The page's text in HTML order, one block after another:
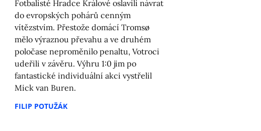
Fotbalisté Hradce Králové oslavili návrat
do evropských pohárů cenným
vítězstvím. Přestože domácí Tromsø
mělo výraznou převahu a ve druhém
poločase neproměnilo penaltu, Votroci
udeřili v závěru. Výhru 1:0 jim po
fantastické individuální akci vystřelil
Mick van Buren.
FILIP POTUŽÁK